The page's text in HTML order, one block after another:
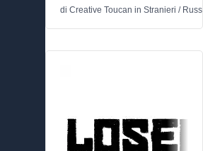
di Creative Toucan in Stranieri /